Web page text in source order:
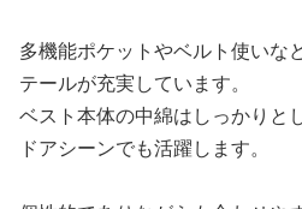
多機能ポケットやベルト使いな
テールが充実しています。
ベスト本体の中綿はしっかりと
ドアシーンでも活躍します。